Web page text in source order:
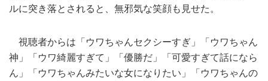
ルに突き落とされると、無邪気な笑顔も見せた。
視聴者からは「ウワちゃんセクシーすぎ」「ウワちゃん
神」「ウワ綺麗すぎて」「優勝だ」「可愛すぎて話になら
ん」「ウワちゃんみたいな女になりたい」「ウワちゃんの